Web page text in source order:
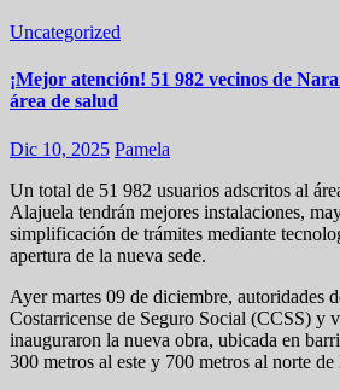
Uncategorized
¡Mejor atención! 51 982 vecinos de
área de salud
Dic 10, 2025 Pamela
Un total de 51 982 usuarios adscritos al
Alajuela tendrán mejores instalaciones,
simplificación de trámites mediante
apertura de la nueva sede.
Ayer martes 09 de diciembre, autoridades
Costarricense de Seguro Social (CCSS) y
inauguraron la nueva obra, ubicada en
300 metros al este y 700 metros al norte de